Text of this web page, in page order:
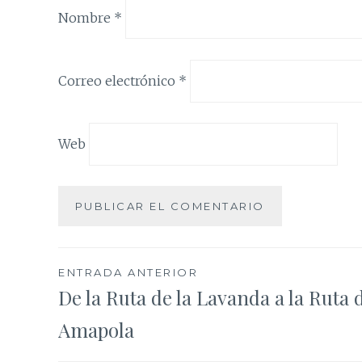
Nombre *
Correo electrónico *
Web
Navegación
de
ENTRADA ANTERIOR
De la Ruta de la Lavanda a la Ruta
Amapola